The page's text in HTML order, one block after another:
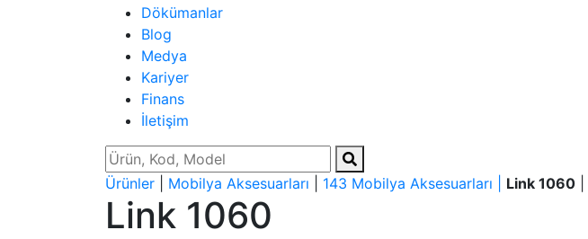
Dökümanlar
Blog
Medya
Kariyer
Finans
İletişim
Ürünler Mobilya Aksesuarları 143 Mobilya Aksesuarları | Link 1060
Link 1060